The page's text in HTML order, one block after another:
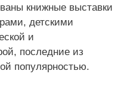
книжные выставки
детскими
и
последние из
популярностью.